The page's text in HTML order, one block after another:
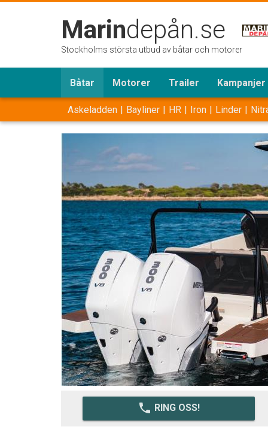
Marindepån.se
Stockholms största utbud av båtar och motorer
Båtar Motorer Trailer Kampanjer
Askeladden Bayliner HR Iron Linder
local_phone RING OSS!